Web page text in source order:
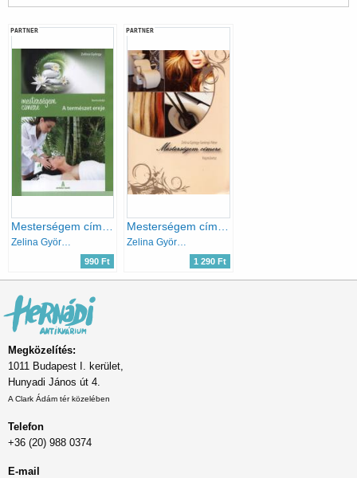
PARTNER
990 Ft
PARTNER
1 290 Ft
Megközelítés:
1011 Budapest I. kerület,
Hunyadi János út 4.
A Clark Ádám tér közelében
Telefon
+36 (20) 988 0374
E-mail